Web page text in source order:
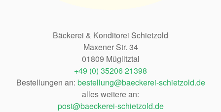
Bäckerei & Konditorei Schietzold
Maxener Str. 34
01809 Müglitztal
+49 (0) 35206 21398
Bestellungen an: bestellung@baeckerei-schietzold.de
alles weitere an:
post@baeckerei-schietzold.de